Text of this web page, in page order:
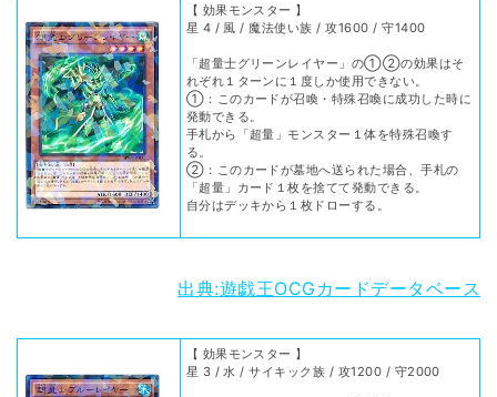
【 効果モンスター 】
星 4 / 風 / 魔法使い族 / 攻1600 / 守1400
「超量士グリーンレイヤー」の①②の効果はそ
れぞれ１ターンに１度しか使用できない。
①：このカードが召喚・特殊召喚に成功した時に
発動できる。
手札から「超量」モンスター１体を特殊召喚す
る。
②：このカードが墓地へ送られた場合、手札の
「超量」カード１枚を捨てて発動できる。
自分はデッキから１枚ドローする。
出典:遊戯王OCGカードデータベース
【 効果モンスター 】
星 3 / 水 / サイキック族 / 攻1200 / 守2000